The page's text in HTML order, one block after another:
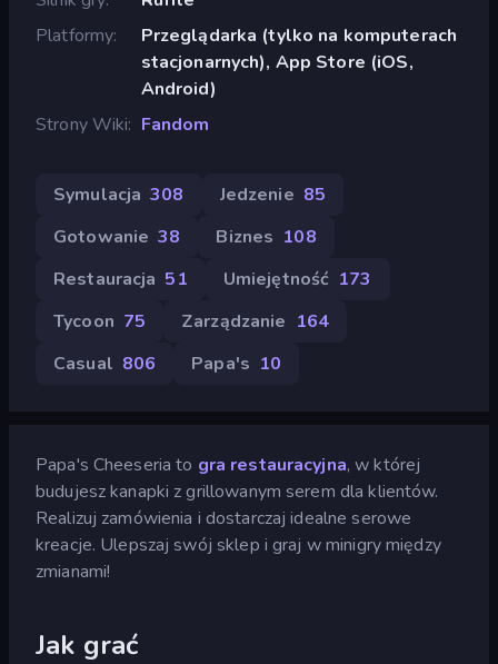
Platformy
Przeglądarka (tylko na komputerach
stacjonarnych), App Store (iOS,
Android)
Strony Wiki
Fandom
Symulacja 308 Jedzenie 85
Gotowanie 38 Biznes 108
Restauracja 51 Umiejętność 173
Tycoon 75 Zarządzanie 164
Casual 806 Papa's 10
Papa's Cheeseria to gra restauracyjna, w której
budujesz kanapki z grillowanym serem dla klientów.
Realizuj zamówienia i dostarczaj idealne serowe
kreacje. Ulepszaj swój sklep i graj w minigry między
zmianami!
Jak grać